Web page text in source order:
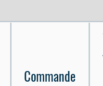
Commande